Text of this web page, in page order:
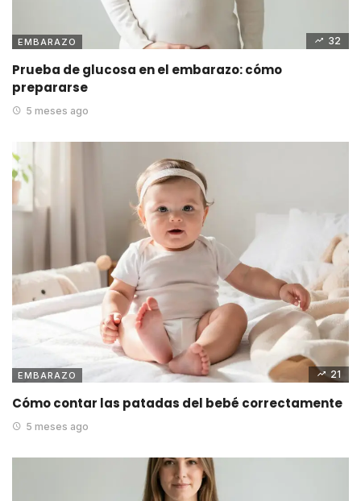
EMBARAZO 32
Prueba de glucosa en el embarazo: cómo
prepararse
5 meses ago
EMBARAZO 21
Cómo contar las patadas del bebé correctamente
5 meses ago